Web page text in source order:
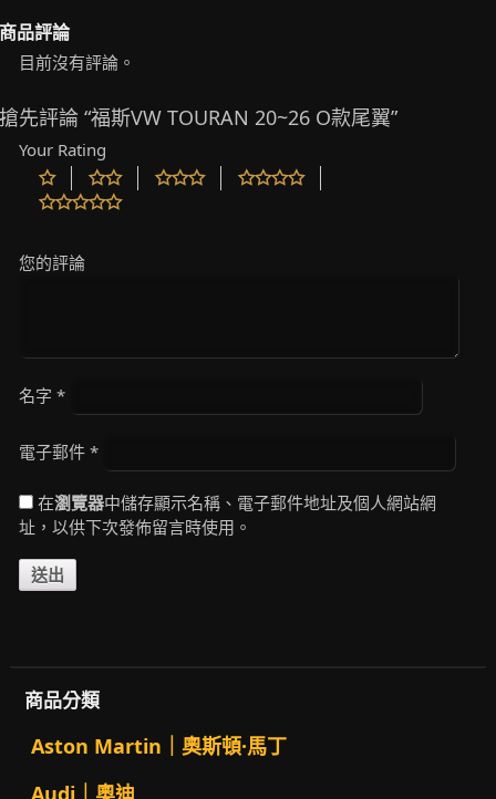
品評論
目前沒有評論。
先評論 “福斯VW TOURAN 20~26 O款尾翼”
Your Rating
您的評論
名字 *
電子郵件 *
在瀏覽器中儲存顯示名稱、電子郵件地址及個人網站網
址，以供下次發佈留言時使用。
商品分類
Aston Martin｜奧斯頓·馬丁
Audi｜奧迪